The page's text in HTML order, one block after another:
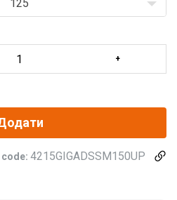
125
code: 4215GIGADSSM150UP